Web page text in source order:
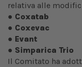
relativa alle
● Coxatab
● Coxevac
● Evant
● Simparica Trio
Il Comitato ha